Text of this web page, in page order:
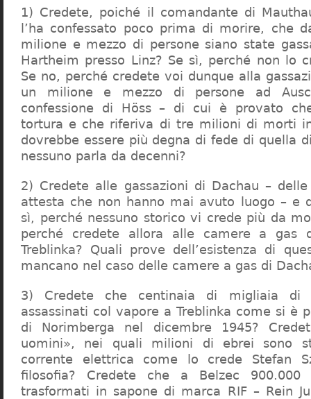
1) Credete, poiché il comandante di
l’ha confessato poco prima di morire, che
milione e mezzo di persone siano state
Hartheim presso Linz? Se sì, perché non lo
Se no, perché credete voi dunque alla
un milione e mezzo di persone ad
confessione di Höss – di cui è provato
tortura e che riferiva di tre milioni di morti
dovrebbe essere più degna di fede di quella
nessuno parla da decenni?
2) Credete alle gassazioni di Dachau –
attesta che non hanno mai avuto luogo – e
sì, perché nessuno storico vi crede più da
perché credete allora alle camere a gas
Treblinka? Quali prove dell’esistenza di
mancano nel caso delle camere a gas di
3) Credete che centinaia di migliaia di
assassinati col vapore a Treblinka come si è
di Norimberga nel dicembre 1945?
uomini», nei quali milioni di ebrei sono
corrente elettrica come lo crede Stefan
filosofia? Credete che a Belzec
trasformati in sapone di marca RIF – Rein